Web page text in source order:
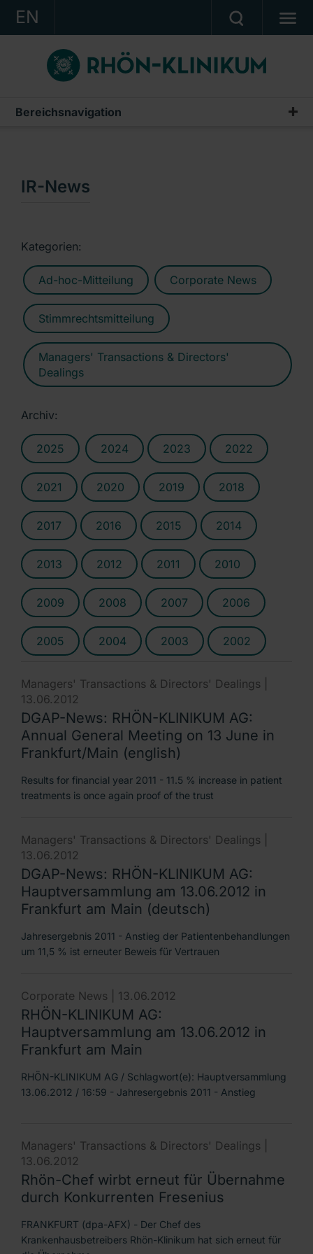
EN
KONZERN
KLINIKEN
KARRIERE
KONTAKT
Bereichsnavigation
Publikationen & Präsentationen
Präsentationen & Conference Calls
IR-News
Kategorien:
Ad-hoc-Mitteilung Corporate News
Stimmrechtsmitteilung
Managers' Transactions & Directors'
Dealings
Archiv:
2025 2024 2023 2022
2021 2020 2019 2018
2017 2016 2015 2014
2013 2012 2011 2010
2009 2008 2007 2006
2005 2004 2003 2002
Managers' Transactions & Directors' Dealings |
13.06.2012
DGAP-News: RHÖN-KLINIKUM AG:
Annual General Meeting on 13 June in
Frankfurt/Main (english)
Results for financial year 2011 - 11.5 % increase in patient
treatments is once again proof of the trust
Managers' Transactions & Directors' Dealings |
13.06.2012
DGAP-News: RHÖN-KLINIKUM AG:
Hauptversammlung am 13.06.2012 in
Frankfurt am Main (deutsch)
Jahresergebnis 2011 - Anstieg der Patientenbehandlungen
um 11,5 % ist erneuter Beweis für Vertrauen
Corporate News | 13.06.2012
RHÖN-KLINIKUM AG:
Hauptversammlung am 13.06.2012 in
Frankfurt am Main
RHÖN-KLINIKUM AG / Schlagwort(e): Hauptversammlung
13.06.2012 / 16:59 - Jahresergebnis 2011 - Anstieg
Managers' Transactions & Directors' Dealings |
13.06.2012
Rhön-Chef wirbt erneut für Übernahme
durch Konkurrenten Fresenius
FRANKFURT (dpa-AFX) - Der Chef des
Krankenhausbetreibers Rhön-Klinikum hat sich erneut für